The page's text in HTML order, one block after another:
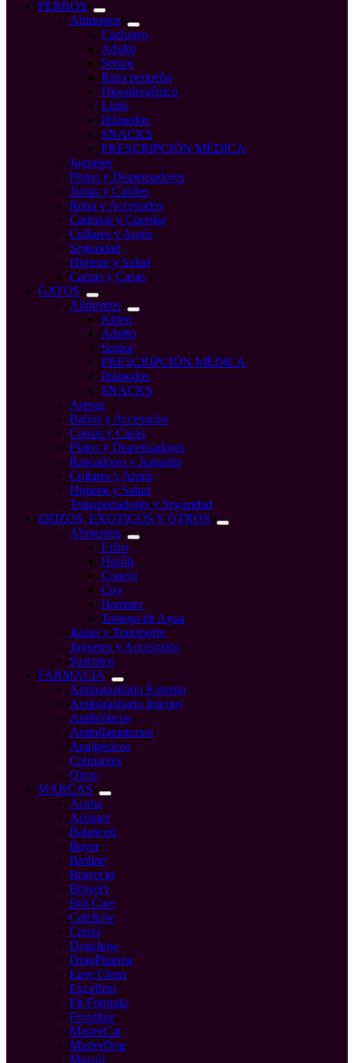
compraPERROS
Alimentos
Cachorro
Adulto
Senior
Raza pequeña
Hipoalergénico
Light
Húmedos
SNACKS
PRESCRIPCIÓN MÉDICA
Juguetes
Platos y Dispensadores
Jaulas y Caniles
Ropa y Accesorios
Cadenas y Cuerdas
Collares y Arnés
Seguridad
Higiene y Salud
Camas y Casas
GATOS
Alimentos
Kitten
Adulto
Senior
PRESCRIPCIÓN MÉDICA
Húmedos
SNACKS
Arenas
Baños y Accesorios
Camas y Casas
Platos y Dispensadores
Rascadores y Juguetes
Collares y Arnés
Higiene y Salud
Transportadores y Seguridad
ERIZOS, EXOTICOS Y OTROS
Alimentos
Erizo
Hurón
Conejo
Cuy
Hamster
Tortuga de Agua
Jaulas y Transporte
Juguetes y Accesorios
Sustratos
FARMACIA
Antiparasitario Externo
Antiparasitario Interno
Antibióticos
Antinflamatorios
Analgésicos
Calmantes
Otros
MARCAS
Acana
Acomer
Balanced
Bayer
Bioline
Bravecto
Bravery
Brit Care
Catchow
Cremi
Dogchow
DragPharma
Easy Clean
Excellent
Fit Formula
Frontline
MasterCat
MasterDog
Mazuri